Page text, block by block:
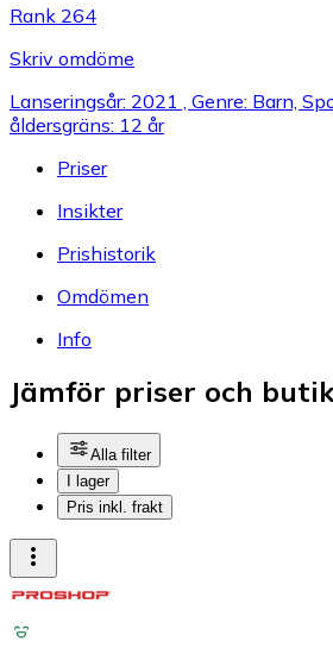
Rank 264
Skriv omdöme
Lanseringsår: 2021 , Genre: Barn,
åldersgräns: 12 år
Priser
Insikter
Prishistorik
Omdömen
Info
Jämför priser och
Alla filter
I lager
Pris inkl. frakt